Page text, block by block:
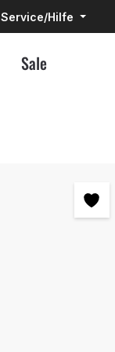
Service/Hilfe
Sale